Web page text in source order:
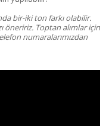
bir-iki ton farkı olabilir.
öneririz. Toptan alımlar için
numaralarımızdan